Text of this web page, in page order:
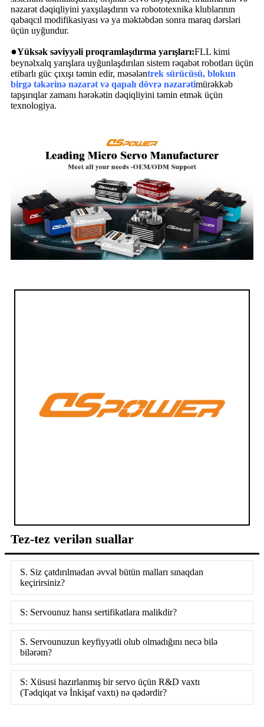
nəzarət dəqiqliyini yaxşılaşdırın və robototexnika klublarının
qabaqcıl modifikasiyası və ya məktəbdən sonra maraq dərsləri
üçün uyğundur.
●Yüksək səviyyəli proqramlaşdırma yarışları:FLL kimi
beynəlxalq yarışlara uyğunlaşdırılan sistem rəqabət robotları üçün
etibarlı güc çıxışı təmin edir, məsələntrek sürücüsü, blokun
birgə təkərinə nəzarət və qapalı dövrə nəzarətimürəkkəb
tapşırıqlar zamanı hərəkətin dəqiqliyini təmin etmək üçün
texnologiya.
Tez-tez verilən suallar
S. Siz çatdırılmadan əvvəl bütün malları sınaqdan
keçirirsiniz?
S: Servounuz hansı sertifikatlara malikdir?
S. Servounuzun keyfiyyətli olub olmadığını necə bilə
bilərəm?
S: Xüsusi hazırlanmış bir servo üçün R&D vaxtı
(Tədqiqat və İnkişaf vaxtı) nə qədərdir?